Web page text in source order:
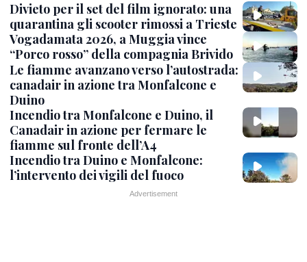
Divieto per il set del film ignorato: una
quarantina gli scooter rimossi a Trieste
Vogadamata 2026, a Muggia vince
“Porco rosso” della compagnia Brivido
Le fiamme avanzano verso l’autostrada:
canadair in azione tra Monfalcone e
Duino
Incendio tra Monfalcone e Duino, il
Canadair in azione per fermare le
fiamme sul fronte dell’A4
Incendio tra Duino e Monfalcone:
l’intervento dei vigili del fuoco